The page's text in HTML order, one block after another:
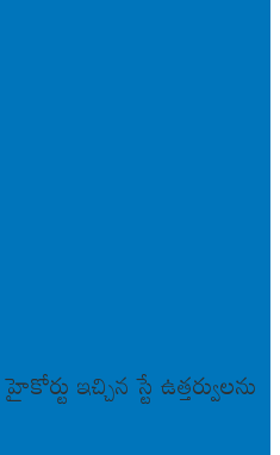
ఇచ్చిన స్టే ఉత్తర్వులను